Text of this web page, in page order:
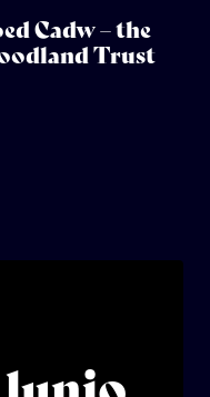
Cadw – the
Trust